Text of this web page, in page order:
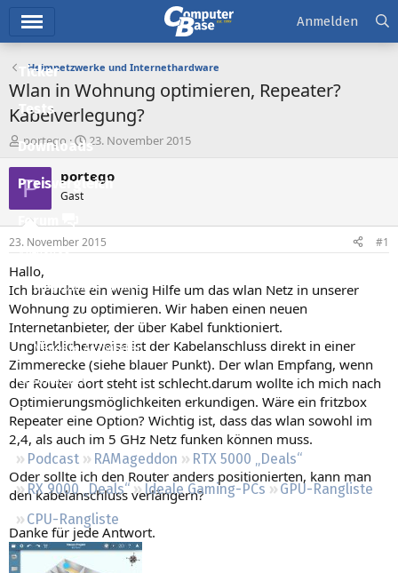
Ticker
Tests
Downloads
Preisvergleich
Forum
Aktuelles
Empfohlene Inhalte
Neue Beiträge
Neueste Aktivitäten
Leserartikel
Regeln
Podcast RAMageddon
RTX 5000 „Deals“
RX 9000 „Deals“
Ideale Gaming-PCs
GPU-Rangliste
CPU-Rangliste
Anmelden
Heimnetzwerke und Internethardware
Wlan in Wohnung optimieren, Repeater?
Kabelverlegung?
E
r
s
t
e
r
portego
E
r
s
l
t
m
23. November 2015
P portego
Gast
23. November 2015 #1
Hallo,
Ich bräuchte ein wenig Hilfe um das wlan Netz in unserer
Wohnung zu optimieren. Wir haben einen neuen
Internetanbieter, der über Kabel funktioniert.
Unglücklicherweise ist der Kabelanschluss direkt in einer
Zimmerecke (siehe blauer Punkt). Der wlan Empfang, wenn
der Router dort steht ist schlecht.darum wollte ich mich nach
Optimierungsmöglichkeiten erkundigen. Wäre ein fritzbox
Repeater eine Option? Wichtig ist, dass das wlan sowohl im
2,4, als auch im 5 GHz Netz funken können muss.
Oder sollte ich den Router anders positionierten, kann man
den kabelanschluss verlängern?
Danke für jede Antwort.